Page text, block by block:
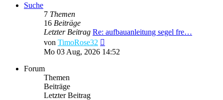
Suche
7 Themen
16 Beiträge
Letzter Beitrag Re: aufbauanleitung segel fre…
von TimoRose32
Beitrag
Mo 03 Aug, 2026 14:52
Forum
Themen
Beiträge
Letzter Beitrag